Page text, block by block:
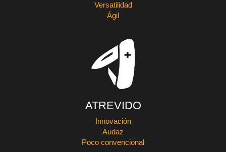
Versatilidad
Ágil
ATREVIDO
Innovación
Audaz
Poco convencional